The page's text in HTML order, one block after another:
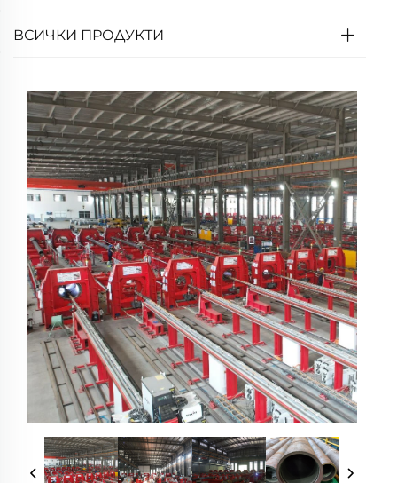
ВСИЧКИ ПРОДУКТИ